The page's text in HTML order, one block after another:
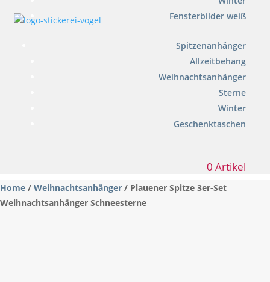
Fensterbilder weiß
Spitzenanhänger
Allzeitbehang
Weihnachtsanhänger
Sterne
Winter
Geschenktaschen
0 Artikel
Home / Weihnachtsanhänger / Plauener Spitze 3er-Set
Weihnachtsanhänger Schneesterne